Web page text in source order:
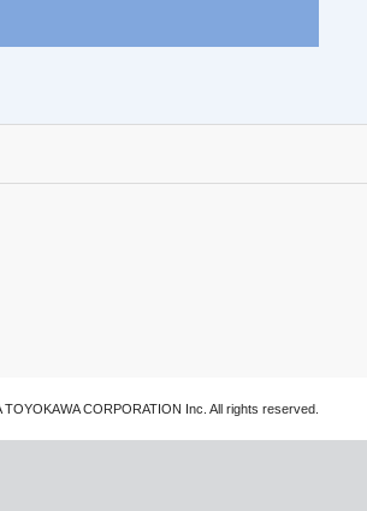
CORPORATION Inc. All rights reserved.